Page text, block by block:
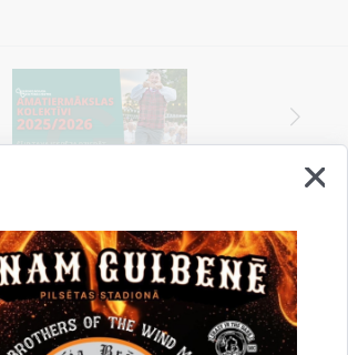
bija noderīga?
Sniegt atsauksmi